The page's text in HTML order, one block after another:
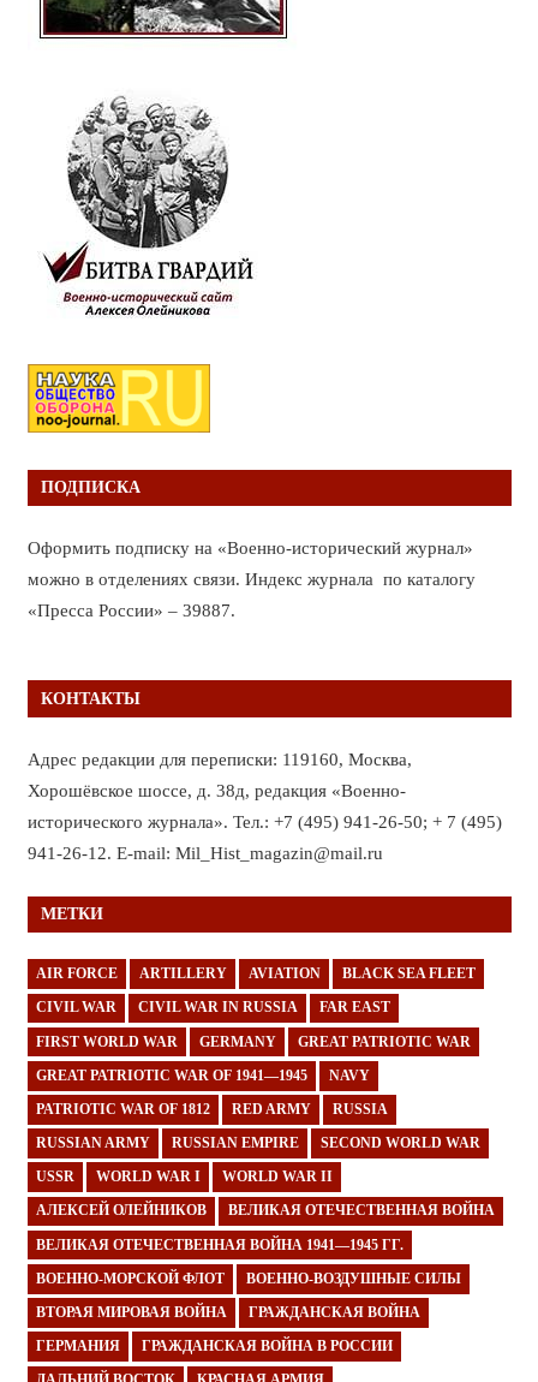
ПОДПИСКА
Оформить подписку на «Военно-исторический журнал»
можно в отделениях связи. Индекс журнала по каталогу
«Пресса России» – 39887.
КОНТАКТЫ
Адрес редакции для переписки: 119160, Москва,
Хорошёвское шоссе, д. 38д, редакция «Военно-
исторического журнала». Тел.: +7 (495) 941-26-50; + 7 (495)
941-26-12. E-mail: Mil_Hist_magazin@mail.ru
МЕТКИ
AIR FORCE ARTILLERY AVIATION BLACK SEA FLEET
CIVIL WAR CIVIL WAR IN RUSSIA FAR EAST
FIRST WORLD WAR GERMANY GREAT PATRIOTIC WAR
GREAT PATRIOTIC WAR OF 1941—1945 NAVY
PATRIOTIC WAR OF 1812 RED ARMY RUSSIA
RUSSIAN ARMY RUSSIAN EMPIRE SECOND WORLD WAR
USSR WORLD WAR I WORLD WAR II
АЛЕКСЕЙ ОЛЕЙНИКОВ ВЕЛИКАЯ ОТЕЧЕСТВЕННАЯ ВОЙНА
ВЕЛИКАЯ ОТЕЧЕСТВЕННАЯ ВОЙНА 1941—1945 ГГ.
ВОЕННО-МОРСКОЙ ФЛОТ ВОЕННО-ВОЗДУШНЫЕ СИЛЫ
ВТОРАЯ МИРОВАЯ ВОЙНА ГРАЖДАНСКАЯ ВОЙНА
ГЕРМАНИЯ ГРАЖДАНСКАЯ ВОЙНА В РОССИИ